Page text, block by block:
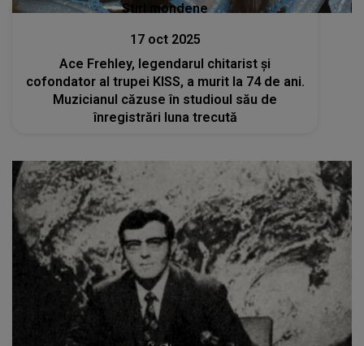
Stiri mondene
17 oct 2025
Ace Frehley, legendarul chitarist și
cofondator al trupei KISS, a murit la 74 de ani.
Muzicianul căzuse în studioul său de
înregistrări luna trecută